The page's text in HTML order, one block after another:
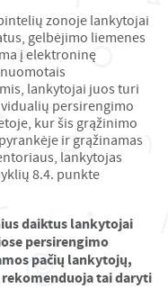
zonoje lankytojai
gelbėjimo liemenes
į elektroninę
lankytojai juos turi
persirengimo
kur šis grąžinimo
ir grąžinamas
lankytojas
8.4. punkte
daiktus lankytojai
persirengimo
pačių lankytojų,
tai daryti